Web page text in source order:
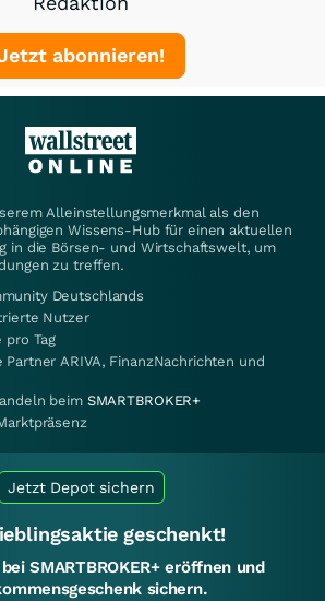
abonnieren!
Alleinstellungsmerkmal als den
Wissens-Hub für einen aktuellen
in die Börsen- und Wirtschaftswelt, um
zu treffen.
Deutschlands
Nutzer
pro Tag
Partner ARIVA, FinanzNachrichten und
beim SMARTBROKER+
Jetzt Depot sichern
geschenkt!
SMARTBROKER+ eröffnen und
sichern.